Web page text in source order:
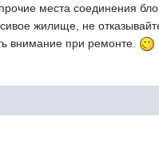
места соединения
жилище, не
внимание при ремонте.